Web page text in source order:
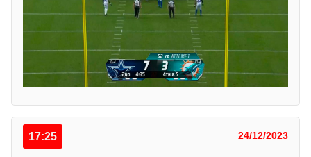
17:25 24/12/2023